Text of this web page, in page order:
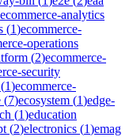
ecommerce-analytics
(1)ecommerce-
operations
(2)ecommerce-
security
(1)ecommerce-
(7)ecosystem (1)edge-
(1)education
(2)electronics (1)emag